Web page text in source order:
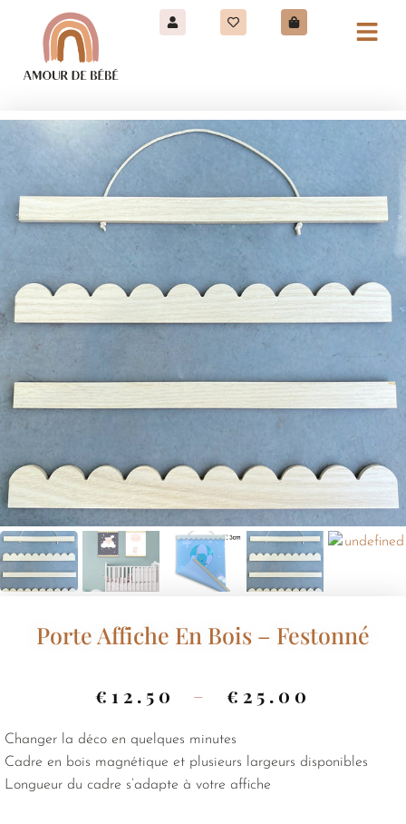
Porte Affiche En Bois – Festonné
€ 12.50 – € 25.00
Changer la déco en quelques minutes
Cadre en bois magnétique et plusieurs largeurs disponibles
Longueur du cadre s’adapte à votre affiche